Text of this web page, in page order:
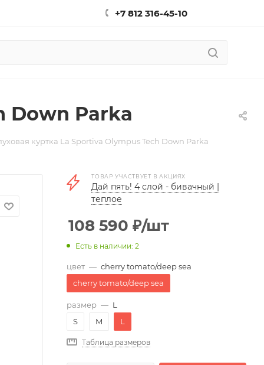
+7 812 316-45-10
Down Parka
куртка La Sportiva Olympus Tech Down Parka
ТОВАР УЧАСТВУЕТ В АКЦИЯХ
Дай пять! 4 слой - бивачный |
теплое
108 590 ₽/шт
Есть в наличии: 2
цвет — cherry tomato/deep sea
cherry tomato/deep sea
размер — L
S
M L
Таблица размеров